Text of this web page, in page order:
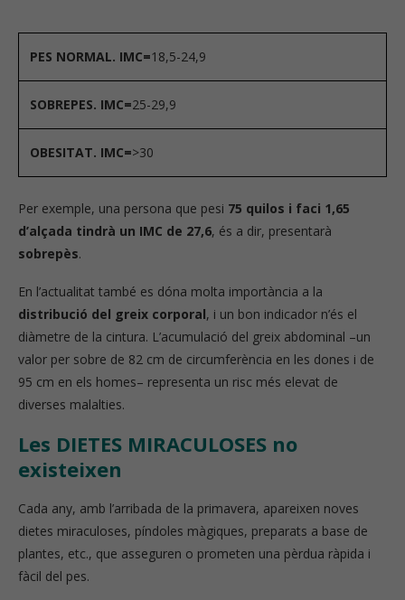
PES NORMAL. IMC=18,5-24,9
SOBREPES. IMC=25-29,9
OBESITAT. IMC=>30
Per exemple, una persona que pesi 75 quilos i faci 1,65
d’alçada tindrà un IMC de 27,6, és a dir, presentarà
sobrepès.
En l’actualitat també es dóna molta importància a la
distribució del greix corporal, i un bon indicador n’és el
diàmetre de la cintura. L’acumulació del greix abdominal –un
valor per sobre de 82 cm de circumferència en les dones i de
95 cm en els homes– representa un risc més elevat de
diverses malalties.
Les DIETES MIRACULOSES no
existeixen
Cada any, amb l’arribada de la primavera, apareixen noves
dietes miraculoses, píndoles màgiques, preparats a base de
plantes, etc., que asseguren o prometen una pèrdua ràpida i
fàcil del pes.